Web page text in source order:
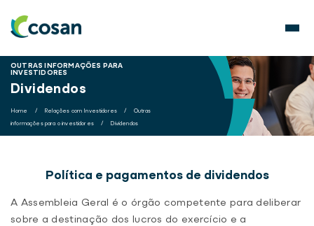
Dividendos
OUTRAS INFORMAÇÕES PARA
INVESTIDORES
Home / Relações com Investidores / Outras
informações para o investidores / Dividendos
Política e pagamentos de dividendos
A Assembleia Geral é o órgão competente para deliberar
sobre a destinação dos lucros do exercício e a